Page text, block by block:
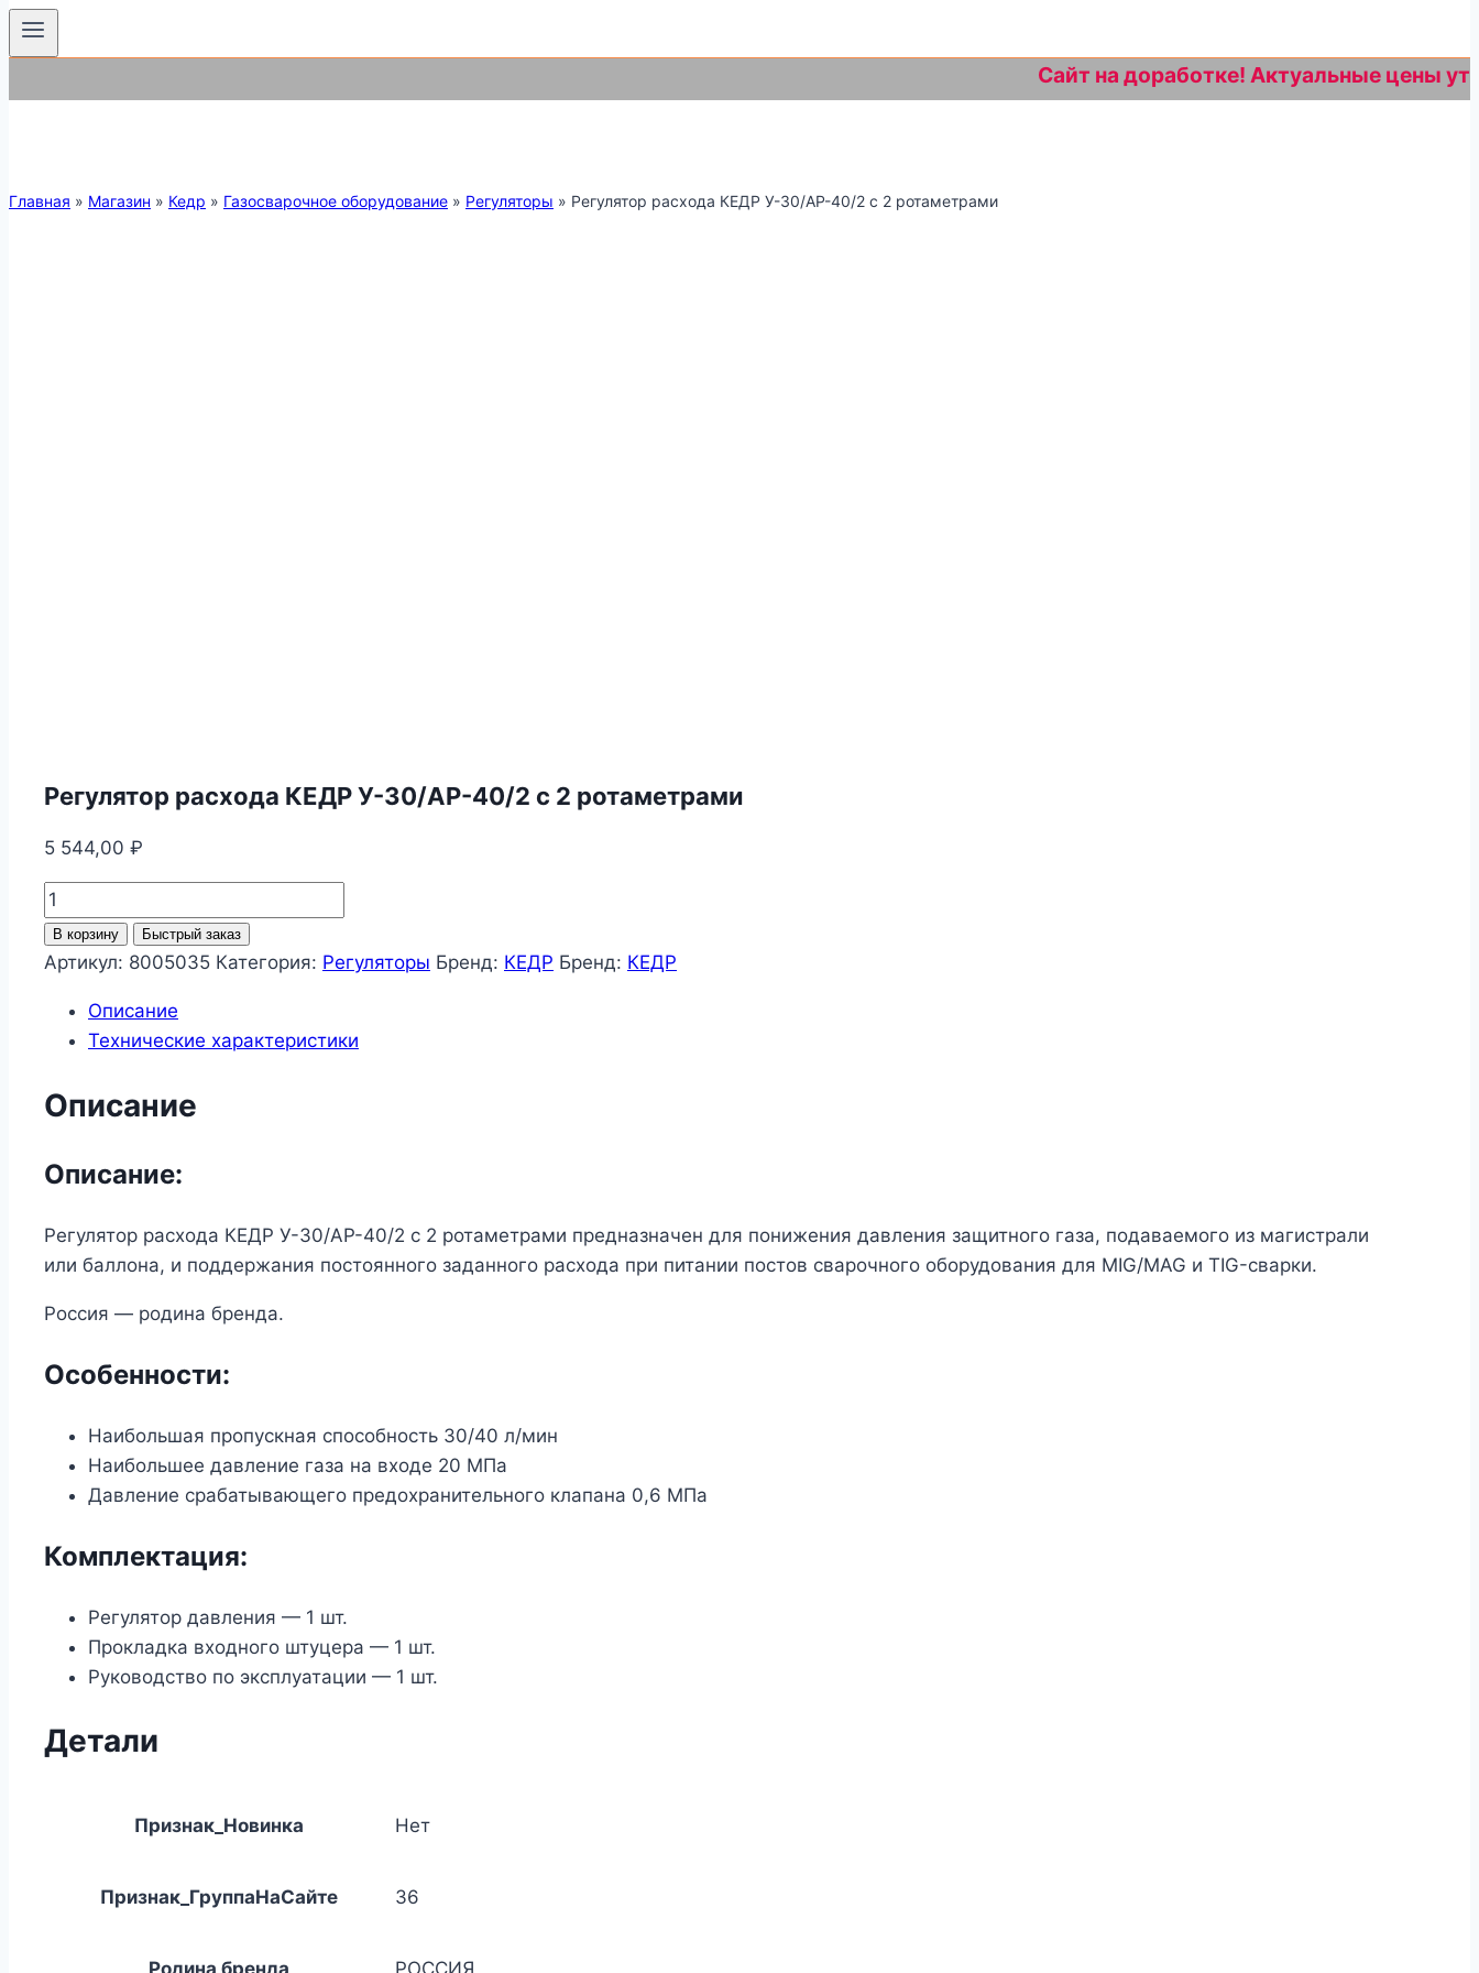
Сайт на доработке! Актуальные цены
Главная » Магазин » Кедр » Газосварочное оборудование » Регуляторы » Регулятор расхода КЕДР У-30/АР-40/2 с 2 ротаметрами
Регулятор расхода КЕДР У-30/АР-40/2 с 2 ротаметрами
5 544,00 ₽
Количество
товара
Регулятор
КЕДР
У-30/
с
ротаметрами
В корзину Быстрый заказ
Артикул: 8005035 Категория: Регуляторы Бренд: КЕДР Бренд: КЕДР
Описание
Технические характеристики
Описание
Описание:
Регулятор расхода КЕДР У-30/АР-40/2 с 2 ротаметрами предназначен для понижения давления защитного газа, подаваемого из магистрали
или баллона, и поддержания постоянного заданного расхода при питании постов сварочного оборудования для MIG/MAG и TIG-сварки.
Россия — родина бренда.
Особенности:
Наибольшая пропускная способность 30/40 л/мин
Наибольшее давление газа на входе 20 МПа
Давление срабатывающего предохранительного клапана 0,6 МПа
Комплектация:
Регулятор давления — 1 шт.
Прокладка входного штуцера — 1 шт.
Руководство по эксплуатации — 1 шт.
Детали
Признак_Новинка Нет
Признак_ГруппаНаСайте 36